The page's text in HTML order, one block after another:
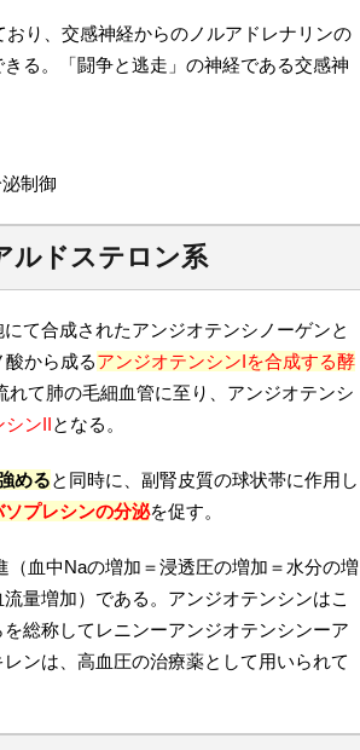
り、交感神経からのノルアドレナリンの
る。「闘争と逃走」の神経である交感神
制御
ルドステロン系
て合成されたアンジオテンシノーゲンと
から成るアンジオテンシンIを合成する酵
て肺の毛細血管に至り、アンジオテンシ
シンIIとなる。
めると同時に、副腎皮質の球状帯に作用し
ソプレシンの分泌を促す。
（血中Naの増加＝浸透圧の増加＝水分の増
量増加）である。アンジオテンシンはこ
を総称してレニンーアンジオテンシンーア
ンは、高血圧の治療薬として用いられて